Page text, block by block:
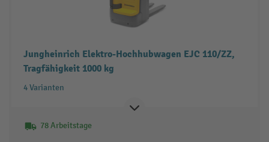
Jungheinrich Elektro-Hochhubwagen EJC 110/ZZ,
Tragfähigkeit 1000 kg
4 Varianten
78 Arbeitstage